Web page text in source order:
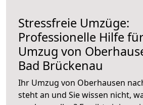
Stressfreie Umzüge:
Professionelle Hilfe
Umzug von
Bad Brückenau
Ihr Umzug von Oberhausen
steht an und Sie wissen nicht,